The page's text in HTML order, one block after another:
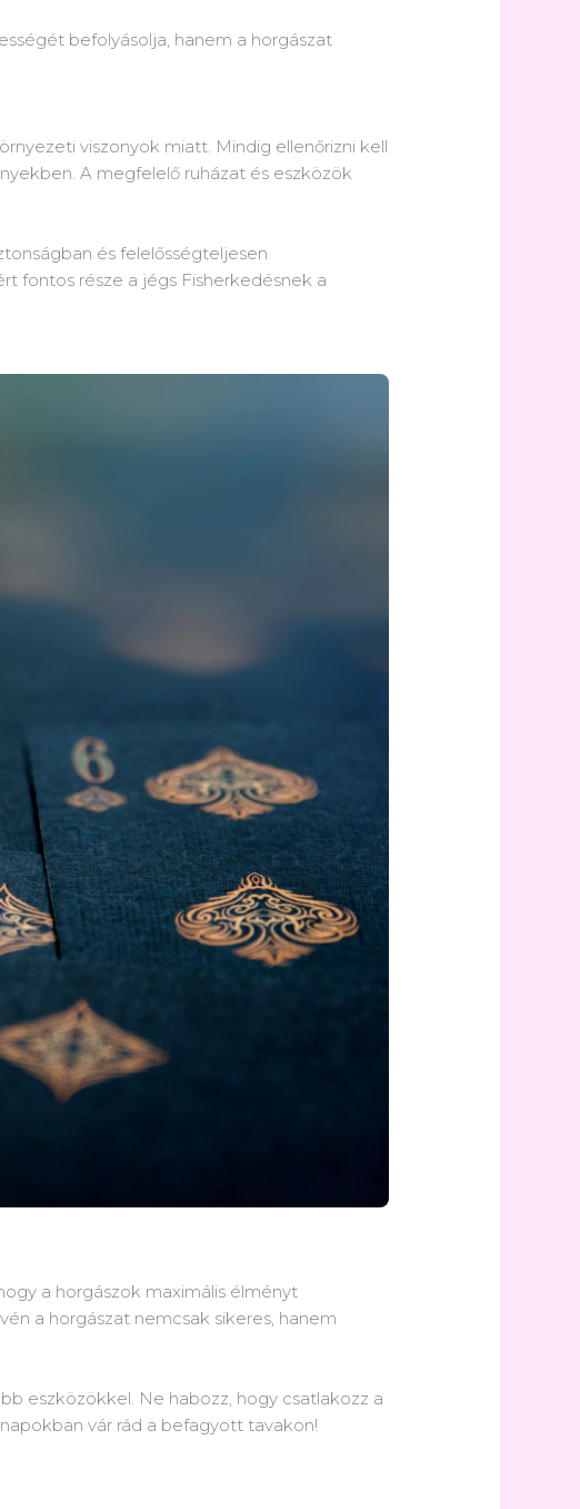
befolyásolja, hanem a horgászat
viszonyok miatt. Mindig ellenőrizni kell
A megfelelő ruházat és eszközök
és felelősségteljesen
fontos része a jégs Fisherkedésnek a
a horgászok maximális élményt
a horgászat nemcsak sikeres, hanem
eszközökkel. Ne habozz, hogy csatlakozz a
vár rád a befagyott tavakon!